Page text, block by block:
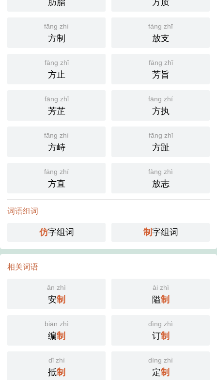
肪脂 方质
fāng zhì
方制
fàng zhī
放支
fāng zhǐ
方止
fāng zhǐ
芳旨
fāng zhǐ
芳芷
fāng zhí
方执
fāng zhì
方峙
fāng zhǐ
方趾
fāng zhí
方直
fàng zhì
放志
词语组词
仿字组词 制 字组词
相关词语
ān zhì
安制
ài zhì
隘制
biān zhì
编制
dìng zhì
订制
dǐ zhì
抵制
dìng zhì
定制